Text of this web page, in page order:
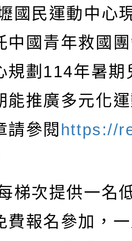
國民運動中心
中國青年救國
規劃114年暑期
能推廣多元化
請參閱 https://
梯次提供一名
費報名參加，